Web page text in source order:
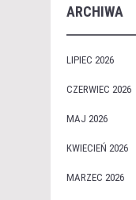
ARCHIWA
LIPIEC 2026
CZERWIEC 2026
MAJ 2026
KWIECIEŃ 2026
MARZEC 2026